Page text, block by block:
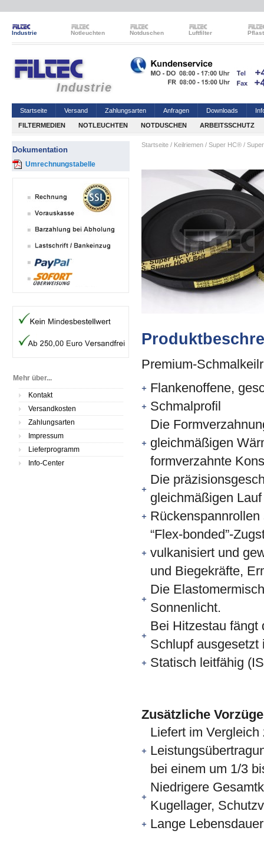
Industrie Notleuchten Notduschen Luftfilter
Industrie
Startseite Versand Zahlungsarten Anfragen Downloads
FILTERMEDIEN NOTLEUCHTEN NOTDUSCHEN ARBEITSSCHUTZ
Dokumentation
Umrechnungstabelle
Mehr über...
Kontakt
Versandkosten
Zahlungsarten
Impressum
Lieferprogramm
Info-Center
Startseite / Keilriemen / Super HC® /
Premium-
Flankenoffene,
Schmalprofil
Die
gleichmäßigen
formverzahnte
Die
gleichmäßigen
“Flex-bonded”-
vulkanisiert und
und Biegekräfte,
Die
Sonnenlicht.
Bei Hitzestau fängt
Schlupf ausgesetzt
Statisch leitfähig
Zusätzliche Vorzüge
Liefert im
bei einem um 1/3
Niedrigere
Kugellager,
Lange